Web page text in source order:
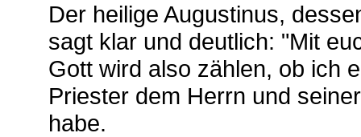
Der heilige Augustinus,
sagt klar und deutlich: "Mit
Gott wird also zählen, ob ich
Priester dem Herrn und
habe.